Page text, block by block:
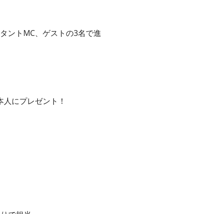
ントMC、ゲストの3名で進
にプレゼント！